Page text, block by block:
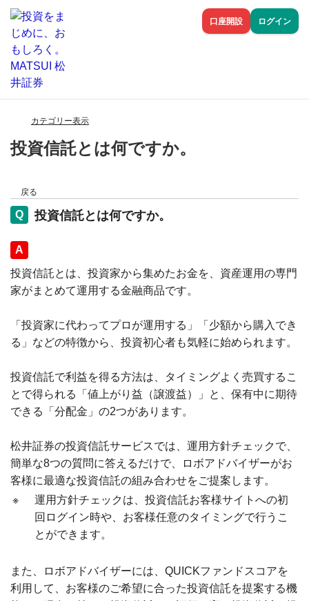
口座開設 ログイン
カテゴリー表示
投資信託とは何ですか。
戻る
投資信託とは何ですか。
回答
投資信託とは、投資家から集めたお金を、資産運用の専門
家がまとめて運用する金融商品です。
「投資家に代わってプロが運用する」「少額から購入でき
る」などの特徴から、投資初心者も気軽に始められます。
投資信託で利益を得る方法は、タイミングよく売買するこ
とで得られる「値上がり益（譲渡益）」と、保有中に期待
できる「分配金」の2つがあります。
松井証券の投資信託サービスでは、運用方針チェックで、
簡単な8つの質問に答えるだけで、ロボアドバイザーがお
客様に最適な投資信託の組み合わせをご提案します。
※
運用方針チェックは、投資信託お客様サイトへの初
回ログイン時や、お客様任意のタイミングで行うこ
とができます。
また、ロボアドバイザーには、QUICKファンドスコアを
利用して、お客様のご希望に合った投資信託を提案する機